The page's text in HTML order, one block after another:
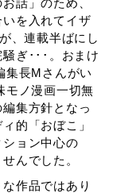
を入れてイザ
、連載半ばにし
ぎ･･･。おまけ
集長Mさんがい
モノ漫画一切無
集方針となっ
的「おぼこ」
ョン中心の
んでした。
作品ではあり